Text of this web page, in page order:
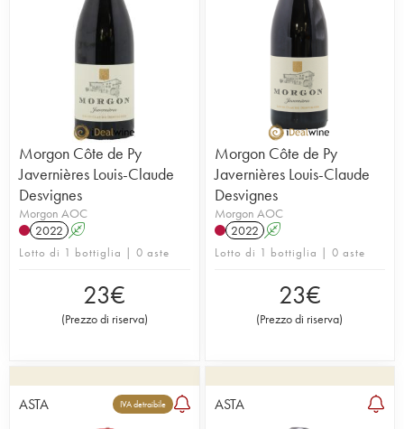
Morgon Côte de Py
Javernières Louis-Claude
Desvignes
Morgon AOC
2022 A
Lotto di 1 bottiglia | 0 aste
23€
(Prezzo di riserva)
Morgon Côte de Py
Javernières Louis-Claude
Desvignes
Morgon AOC
2022 A
Lotto di 1 bottiglia | 0 aste
23€
(Prezzo di riserva)
ASTA IVA detraibile ASTA